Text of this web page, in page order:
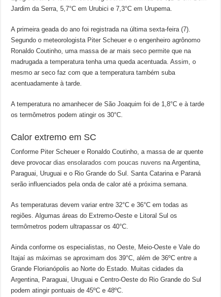
Jardim da Serra, 5,7°C em Urubici e 7,3°C em Urupema.
A primeira geada do ano foi registrada na última sexta-feira (7).
Segundo o meteorologista Piter Scheuer e o engenheiro agrônomo
Ronaldo Coutinho, uma massa de ar mais seco permite que na
madrugada a temperatura tenha uma queda acentuada. Assim, o
mesmo ar seco faz com que a temperatura também suba
acentuadamente à tarde.
A temperatura no amanhecer de São Joaquim foi de 1,8°C e à tarde
os termômetros podem atingir os 30°C.
Calor extremo em SC
Conforme Piter Scheuer e Ronaldo Coutinho, a massa de ar quente
deve provocardias ensolarados com poucas nuvens na Argentina,
Paraguai, Uruguai e o Rio Grande do Sul. Santa Catarina e Paraná
serão influenciados pela onda de calor até a próxima semana.
As temperaturas devem variar entre 32°C e 36°C em todas as
regiões. Algumas áreas do Extremo-Oeste e Litoral Sul os
termômetros podem ultrapassar os 40°C.
Ainda conforme os especialistas, no Oeste, Meio-Oeste e Vale do
Itajaí as máximas se aproximam dos 39°C, além de 36ºC entre a
Grande Florianópolis ao Norte do Estado. Muitas cidades da
Argentina, Paraguai, Uruguai e Centro-Oeste do Rio Grande do Sul
podem atingir pontuais de 45ºC e 48ºC.